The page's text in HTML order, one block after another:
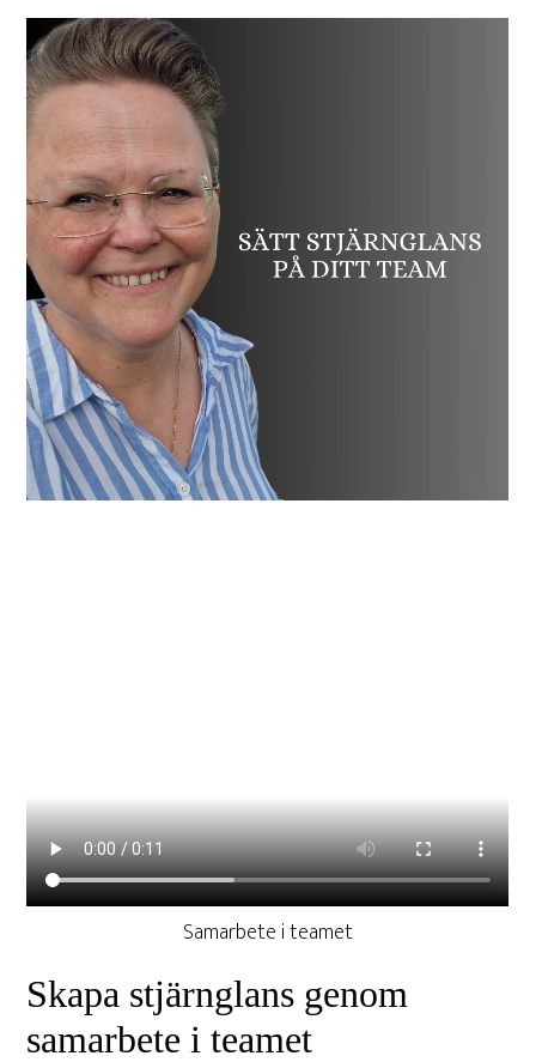
Samarbete i teamet
Skapa stjärnglans genom
samarbete i teamet